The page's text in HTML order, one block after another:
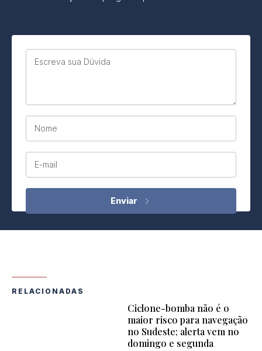
Escreva sua Dúvida
Nome
E-mail
RELACIONADAS
Ciclone-bomba não é o
maior risco para navegação
no Sudeste; alerta vem no
domingo e segunda